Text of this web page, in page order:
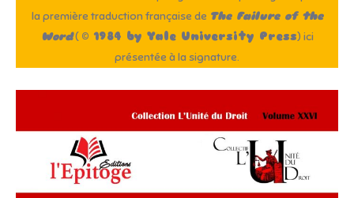
la première traduction française de The Failure of the
Word( © 1984 by Yale University Press) ici
présentée à la signature.